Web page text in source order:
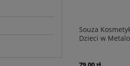
Souza
Dzieci w